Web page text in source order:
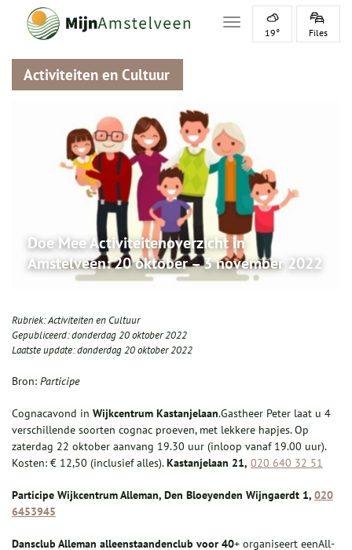
Toggle navigation
19° Files
Activiteiten en Cultuur
Doe Mee Activiteitenoverzicht in
Amstelveen: 20 oktober – 3 november 2022
Rubriek:Activiteiten en Cultuur
Gepubliceerd:donderdag 20 oktober 2022
Laatste update:donderdag 20 oktober 2022
Bron: Participe
Cognacavond in Wijkcentrum Kastanjelaan.Gastheer Peter laat u 4
verschillende soorten cognac proeven, met lekkere hapjes. Op
zaterdag 22 oktober aanvang 19.30 uur (inloop vanaf 19.00 uur).
Kosten: € 12,50 (inclusief alles).Kastanjelaan 21, 020 640 32 51
Participe Wijkcentrum Alleman, Den Bloeyenden Wijngaerdt 1, 020
6453945
Dansclub Alleman alleenstaandenclub voor 40+ organiseert eenAll-